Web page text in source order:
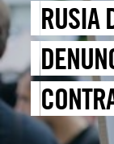
RUSIA